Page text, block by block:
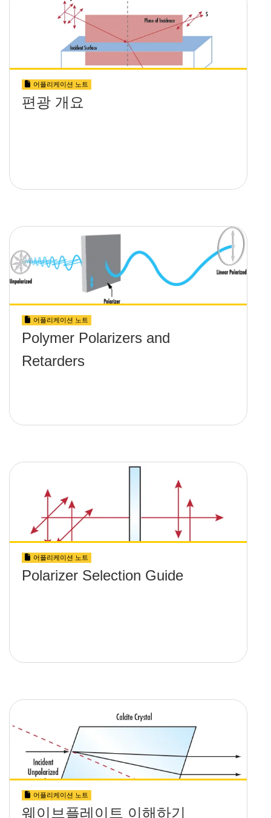
어플리케이션 노트
편광 개요
어플리케이션 노트
Polymer Polarizers and
Retarders
어플리케이션 노트
Polarizer Selection Guide
어플리케이션 노트
웨이브플레이트 이해하기